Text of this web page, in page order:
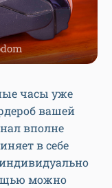
часы уже
вашей
вполне
в себе
можно